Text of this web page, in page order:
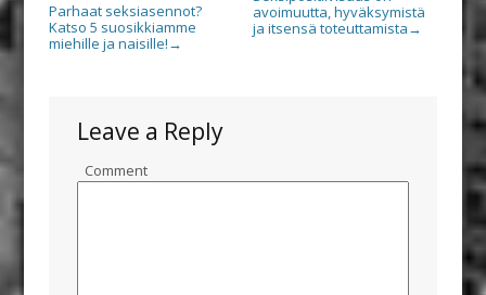
Parhaat seksiasennot?
Katso 5 suosikkiamme
miehille ja naisille! →
avoimuutta, hyväksymistä
ja itsensä toteuttamista →
Leave a Reply
Comment